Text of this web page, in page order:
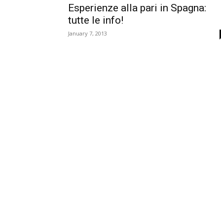
Esperienze alla pari in Spagna:
tutte le info!
January 7, 2013